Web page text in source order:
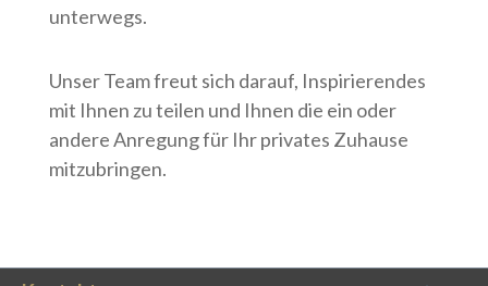
unterwegs.
Unser Team freut sich darauf, Inspirierendes
mit Ihnen zu teilen und Ihnen die ein oder
andere Anregung für Ihr privates Zuhause
mitzubringen.